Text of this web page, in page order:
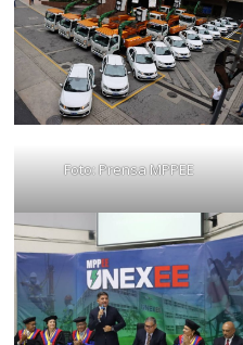
Foto: Prensa MPPEE